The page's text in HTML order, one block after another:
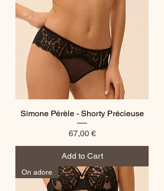
Simone Pérèle - Shorty Précieuse
Price
67,00 €
Add to Cart
On adore